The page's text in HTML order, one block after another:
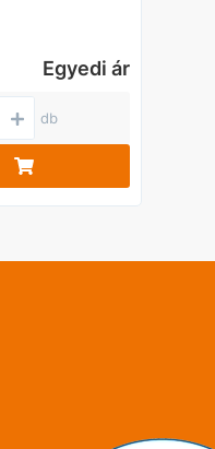
Egyedi ár
db